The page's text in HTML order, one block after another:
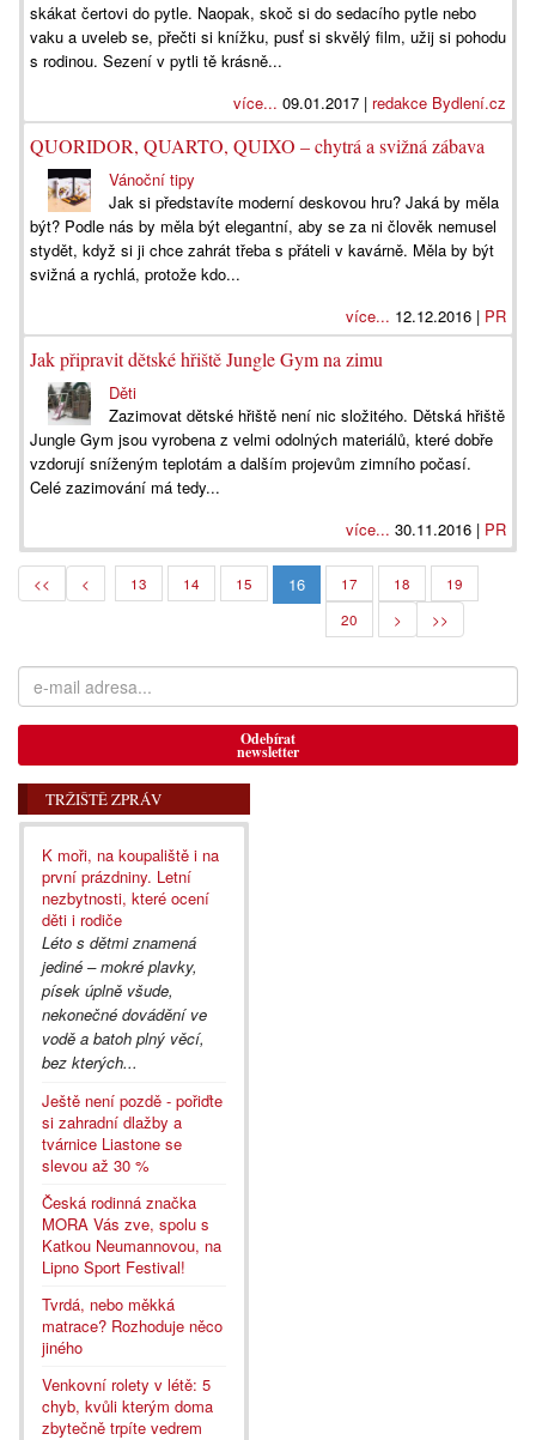
skákat čertovi do pytle. Naopak, skoč si do sedacího pytle nebo
vaku a uveleb se, přečti si knížku, pusť si skvělý film, užij si pohodu
s rodinou. Sezení v pytli tě krásně...
více... 09.01.2017 | redakce Bydlení.cz
QUORIDOR, QUARTO, QUIXO – chytrá a svižná zábava
Vánoční tipy
Jak si představíte moderní deskovou hru? Jaká by měla
být? Podle nás by měla být elegantní, aby se za ni člověk nemusel
stydět, když si ji chce zahrát třeba s přáteli v kavárně. Měla by být
svižná a rychlá, protože kdo...
více... 12.12.2016 | PR
Jak připravit dětské hřiště Jungle Gym na zimu
Děti
Zazimovat dětské hřiště není nic složitého. Dětská hřiště
Jungle Gym jsou vyrobena z velmi odolných materiálů, které dobře
vzdorují sníženým teplotám a dalším projevům zimního počasí.
Celé zazimování má tedy...
více... 30.11.2016 | PR
<< < 13 14 15 16 17 18
19
20
> >>
Odebírat
newsletter
TRŽIŠTĚ ZPRÁV
K moři, na koupaliště i na
první prázdniny. Letní
nezbytnosti, které ocení
děti i rodiče
Léto s dětmi znamená
jediné – mokré plavky,
písek úplně všude,
nekonečné dovádění ve
vodě a batoh plný věcí,
bez kterých...
Ještě není pozdě - pořiďte
si zahradní dlažby a
tvárnice Liastone se
slevou až 30 %
Česká rodinná značka
MORA Vás zve, spolu s
Katkou Neumannovou, na
Lipno Sport Festival!
Tvrdá, nebo měkká
matrace? Rozhoduje něco
jiného
Venkovní rolety v létě: 5
chyb, kvůli kterým doma
zbytečně trpíte vedrem